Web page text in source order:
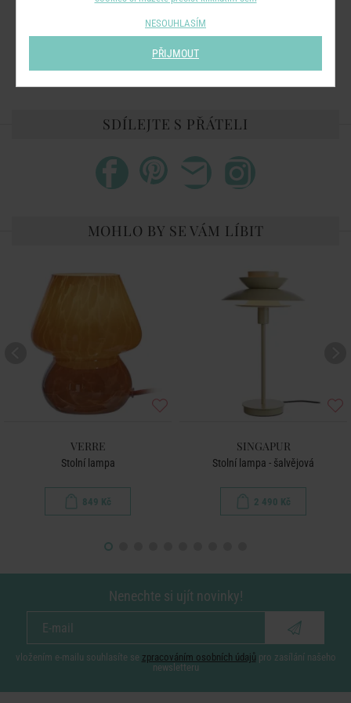
Stupeň krytí:IP20
Třída ochrany:
Pouze pro vnitřní použití.
SDÍLEJTE S PŘÁTELI
MOHLO BY SE VÁM LÍBIT
VERRE
Stolní lampa
849 Kč
SINGAPUR
Stolní lampa - šalvějová
2 490 Kč
Nenechte si ujít novinky!
vložením e-mailu souhlasíte se zpracováním osobních údajů pro zasílání našeho
newsletteru
NESOUHLASÍM
PŘIJMOUT